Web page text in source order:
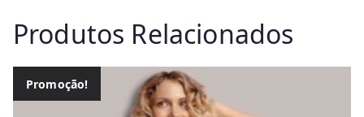
Produtos Relacionados
Promoção!